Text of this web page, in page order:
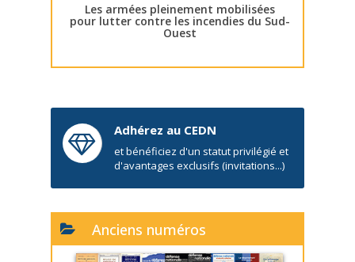
Les armées pleinement mobilisées
pour lutter contre les incendies du Sud-
Ouest
Adhérez au CEDN
et bénéficiez d'un statut privilégié et
d'avantages exclusifs (invitations...)
Anciens numéros